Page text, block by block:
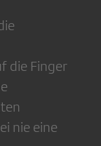
die Finger
nie eine